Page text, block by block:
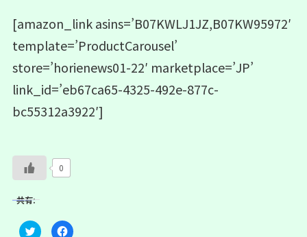
[amazon_link asins=’B07KWLJ1JZ,B07KW95972′
template=’ProductCarousel’
store=’horienews01-22′ marketplace=’JP’
link_id=’eb67ca65-4325-492e-877c-
bc55312a3922′]
0
共有:
ク F